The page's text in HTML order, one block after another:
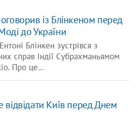
із Блінкеном перед
до України
Блінкен зустрівся з
справ Індії Субрахманьямом
Про це…
відвідати Київ перед Днем